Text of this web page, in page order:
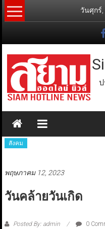
Skip
to
วันศุกร์,
สังคม
พฤษภาคม 12, 2023
วันคล้ายวันเกิด
Posted By: admin 0